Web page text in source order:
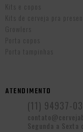
Kits e copos
Kits de cerveja pra
Growlers
Porta copos
Porta tampinhas
ATENDIMENTO
(11) 94937-
Segunda a Sexta